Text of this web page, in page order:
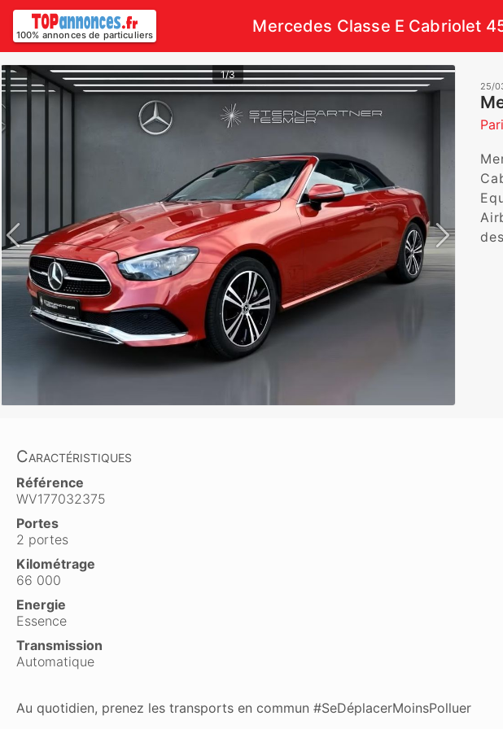
100% annonces de particuliers Mercedes Classe E Cabriolet
1/3
25/
Caractéristiques
Référence
WV177032375
Portes
2 portes
Kilométrage
66 000
Energie
Essence
Transmission
Automatique
Au quotidien, prenez les transports en commun #SeDéplacerMoinsPolluer